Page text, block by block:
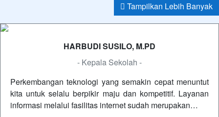
Tampilkan Lebih Banyak
HARBUDI SUSILO, M.PD
- Kepala Sekolah -
Perkembangan teknologi yang semakin cepat menuntut
kita untuk selalu berpikir maju dan kompetitif. Layanan
informasi melalui fasilitas internet sudah merupakan…